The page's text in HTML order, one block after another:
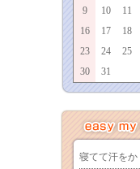
9
10 11
16
17 18
23
24 25
30
31